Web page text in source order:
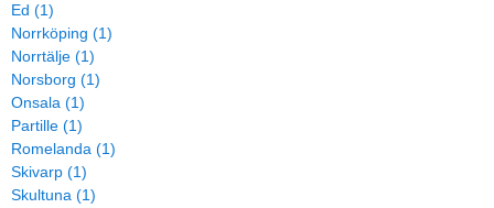
Ed (1)
Norrköping (1)
Norrtälje (1)
Norsborg (1)
Onsala (1)
Partille (1)
Romelanda (1)
Skivarp (1)
Skultuna (1)